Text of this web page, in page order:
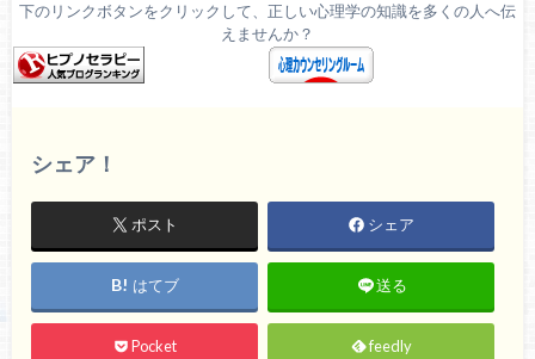
下のリンクボタンをクリックして、正しい心理学の知識を多くの人へ伝
えませんか？
シェア！
ポスト シェア
はてブ 送る
Pocket feedly